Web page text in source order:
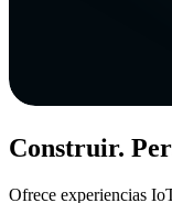
Construir.
Ofrece experiencias